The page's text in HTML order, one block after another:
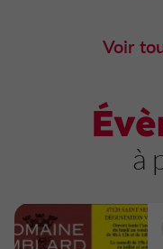
Voir
à